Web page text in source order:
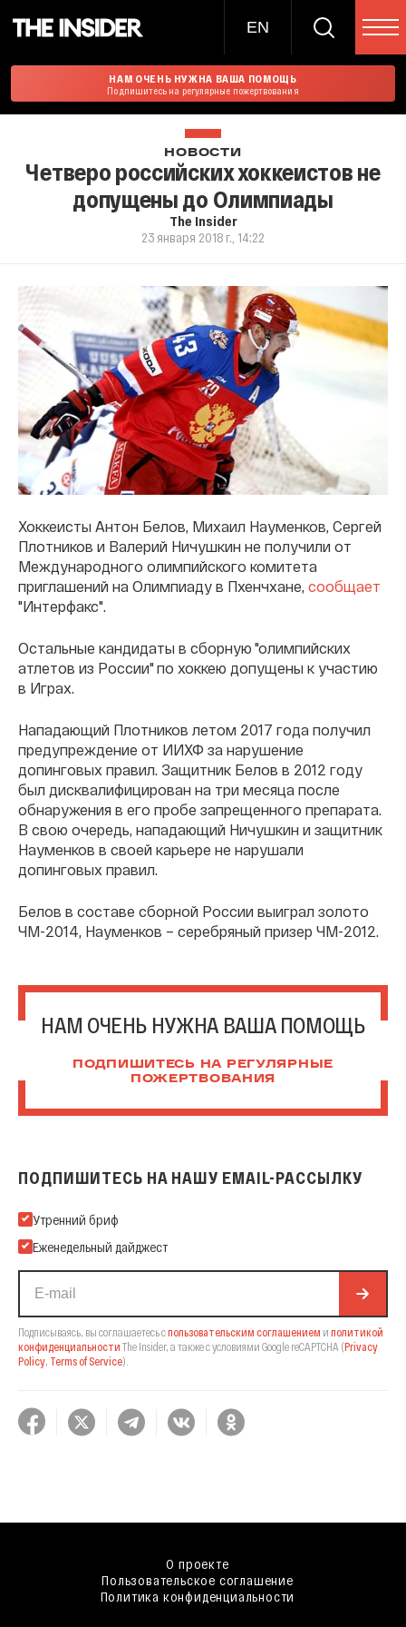
EN
НАМ ОЧЕНЬ НУЖНА ВАША ПОМОЩЬ
Подпишитесь на регулярные пожертвования
НОВОСТИ
Четверо российских хоккеистов не
допущены до Олимпиады
The Insider
23 января 2018 г., 14:22
Хоккеисты Антон Белов, Михаил Науменков, Сергей
Плотников и Валерий Ничушкин не получили от
Международного олимпийского комитета
приглашений на Олимпиаду в Пхенчхане, сообщает
"Интерфакс".
Остальные кандидаты в сборную "олимпийских
атлетов из России" по хоккею допущены к участию
в Играх.
Нападающий Плотников летом 2017 года получил
предупреждение от ИИХФ за нарушение
допинговых правил. Защитник Белов в 2012 году
был дисквалифицирован на три месяца после
обнаружения в его пробе запрещенного препарата.
В свою очередь, нападающий Ничушкин и защитник
Науменков в своей карьере не нарушали
допинговых правил.
Белов в составе сборной России выиграл золото
ЧМ-2014, Науменков – серебряный призер ЧМ-2012.
НАМ ОЧЕНЬ НУЖНА ВАША ПОМОЩЬ
ПОДПИШИТЕСЬ НА РЕГУЛЯРНЫЕ
ПОЖЕРТВОВАНИЯ
ПОДПИШИТЕСЬ НА НАШУ EMAIL-РАССЫЛКУ
Подпишитесь на нашу Email-рассылку
Утренний бриф
Еженедельный дайджест
Подписываясь, вы соглашаетесь спользовательским соглашением и политикой
конфиденциальности The Insider, а также с условиями Google reCAPTCHA (Privacy
Policy Terms of Service).
О проекте
Пользовательское соглашение
Политика конфиденциальности